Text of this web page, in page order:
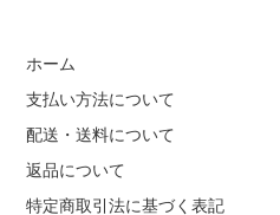
ホーム
支払い方法について
配送・送料について
返品について
特定商取引法に基づく表記